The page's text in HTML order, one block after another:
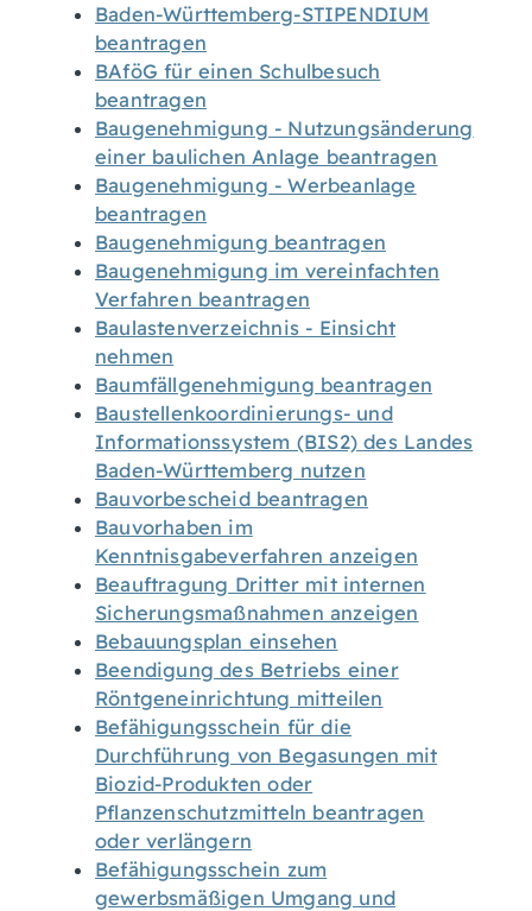
Baden-Württemberg-STIPENDIUM
beantragen
BAföG für einen Schulbesuch
beantragen
Baugenehmigung - Nutzungsänderung
einer baulichen Anlage beantragen
Baugenehmigung - Werbeanlage
beantragen
Baugenehmigung beantragen
Baugenehmigung im vereinfachten
Verfahren beantragen
Baulastenverzeichnis - Einsicht
nehmen
Baumfällgenehmigung beantragen
Baustellenkoordinierungs- und
Informationssystem (BIS2) des Landes
Baden-Württemberg nutzen
Bauvorbescheid beantragen
Bauvorhaben im
Kenntnisgabeverfahren anzeigen
Beauftragung Dritter mit internen
Sicherungsmaßnahmen anzeigen
Bebauungsplan einsehen
Beendigung des Betriebs einer
Röntgeneinrichtung mitteilen
Befähigungsschein für die
Durchführung von Begasungen mit
Biozid-Produkten oder
Pflanzenschutzmitteln beantragen
oder verlängern
Befähigungsschein zum
gewerbsmäßigen Umgang und